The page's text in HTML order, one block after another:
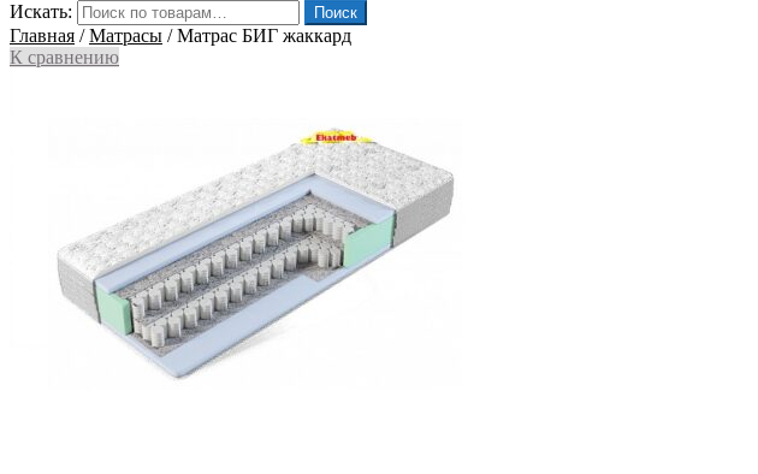
Искать: Поиск
Главная /Матрасы /Матрас БИГ жаккард
К сравнению